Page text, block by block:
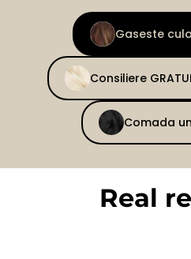
Gaseste
Consiliere
Comada
Real